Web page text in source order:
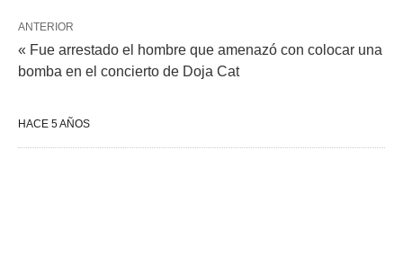
ANTERIOR
« Fue arrestado el hombre que amenazó con colocar una
bomba en el concierto de Doja Cat
HACE 5 AÑOS